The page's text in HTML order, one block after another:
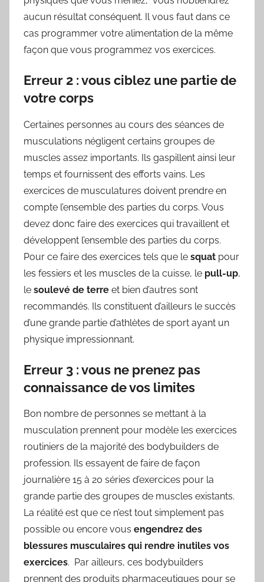
aucun résultat conséquent. Il vous faut dans ce
cas programmer votre alimentation de la même
façon que vous programmez vos exercices.
Erreur 2 : vous ciblez une partie de
votre corps
Certaines personnes au cours des séances de
musculations négligent certains groupes de
muscles assez importants. Ils gaspillent ainsi leur
temps et fournissent des efforts vains. Les
exercices de musculatures doivent prendre en
compte l’ensemble des parties du corps. Vous
devez donc faire des exercices qui travaillent et
développent l’ensemble des parties du corps.
Pour ce faire des exercices tels que le squat pour
les fessiers et les muscles de la cuisse, le pull-up,
le soulevé de terre et bien d’autres sont
recommandés. Ils constituent d’ailleurs le succès
d’une grande partie d’athlètes de sport ayant un
physique impressionnant.
Erreur 3 : vous ne prenez pas
connaissance de vos limites
Bon nombre de personnes se mettant à la
musculation prennent pour modèle les exercices
routiniers de la majorité des bodybuilders de
profession. Ils essayent de faire de façon
journalière 15 à 20 séries d’exercices pour la
grande partie des groupes de muscles existants.
La réalité est que ce n’est tout simplement pas
possible ou encore vous engendrez des
blessures musculaires qui rendre inutiles vos
exercices. Par ailleurs, ces bodybuilders
prennent des produits pharmaceutiques pour se